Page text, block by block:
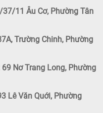
11 Âu Cơ, Phường Tân
Trường Chinh, Phường
Nơ Trang Long, Phường
Lê Văn Quới, Phường